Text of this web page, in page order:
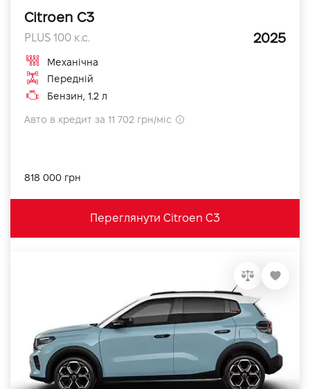
Citroen C3
PLUS 100 к.с. 2025
Механічна
Передній
Бензин, 1.2 л
Авто в кредит за 11 702 грн/міс
818 000 грн
Переглянути Citroen C3